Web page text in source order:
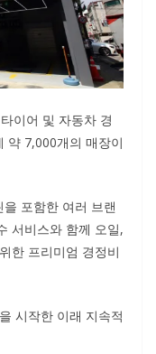
이어 및 자동차 경
약 7,000개의 매장이
포함한 여러 브랜
서비스와 함께 오일,
한 프리미엄 경정비
시작한 이래 지속적